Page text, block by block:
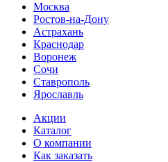
Москва
Ростов-на-Дону
Астрахань
Краснодар
Воронеж
Сочи
Ставрополь
Ярославль
Акции
Каталог
О компании
Как заказать